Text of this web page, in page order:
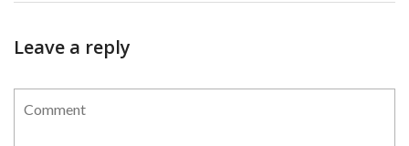
Leave a reply